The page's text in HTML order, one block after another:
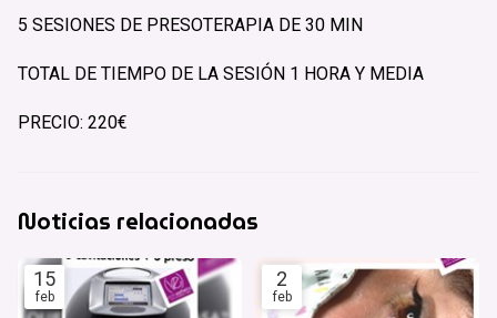
5 SESIONES DE PRESOTERAPIA DE 30 MIN
TOTAL DE TIEMPO DE LA SESIÓN 1 HORA Y MEDIA
PRECIO: 220€
Noticias relacionadas
15
feb
2
feb